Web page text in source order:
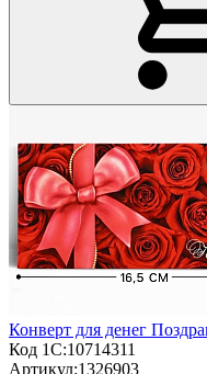
Конверт для денег
Код 1С:10714311
Артикул:1326903